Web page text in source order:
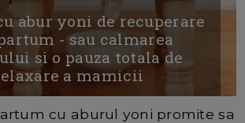
abur yoni de recuperare
- sau calmarea
si o pauza totala de
a mamicii
cu aburul yoni promite sa